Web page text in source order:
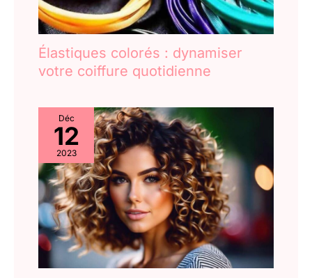
Élastiques colorés : dynamiser
votre coiffure quotidienne
Déc
12
2023